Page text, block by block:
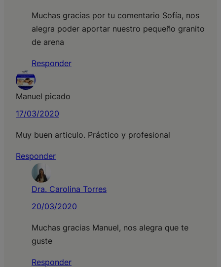
Muchas gracias por tu comentario Sofía, nos
alegra poder aportar nuestro pequeño granito
de arena
Responder
Manuel picado
17/03/2020
Muy buen articulo. Práctico y profesional
Responder
Dra. Carolina Torres
20/03/2020
Muchas gracias Manuel, nos alegra que te
guste
Responder